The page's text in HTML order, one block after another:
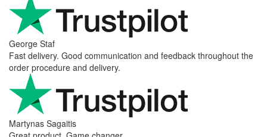
George Staf
Fast delivery. Good communication and feedback throughout the
order procedure and delivery.
Martynas Sagaitis